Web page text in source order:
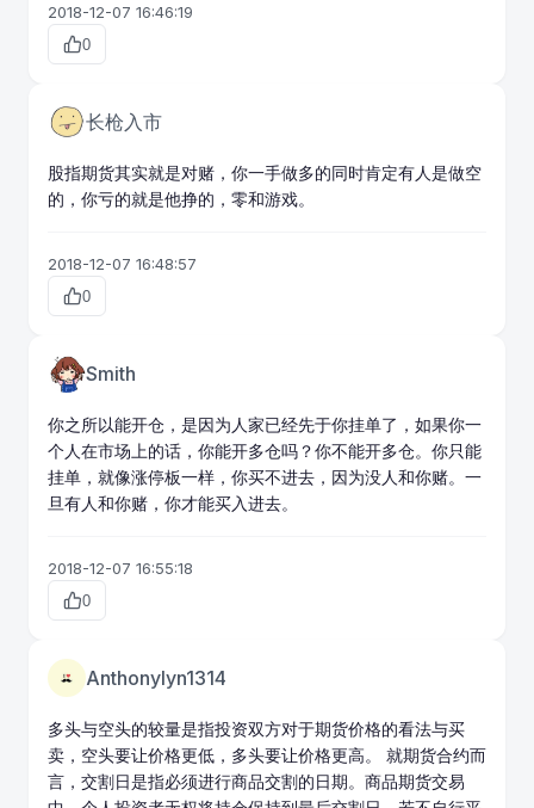
2018-12-07 16:46:19
0
长枪入市
股指期货其实就是对赌，你一手做多的同时肯定有人是做空
的，你亏的就是他挣的，零和游戏。
2018-12-07 16:48:57
0
Smith
你之所以能开仓，是因为人家已经先于你挂单了，如果你一
个人在市场上的话，你能开多仓吗？你不能开多仓。你只能
挂单，就像涨停板一样，你买不进去，因为没人和你赌。一
旦有人和你赌，你才能买入进去。
2018-12-07 16:55:18
0
Anthonylyn1314
多头与空头的较量是指投资双方对于期货价格的看法与买
卖，空头要让价格更低，多头要让价格更高。 就期货合约而
言，交割日是指必须进行商品交割的日期。 商品期货交易